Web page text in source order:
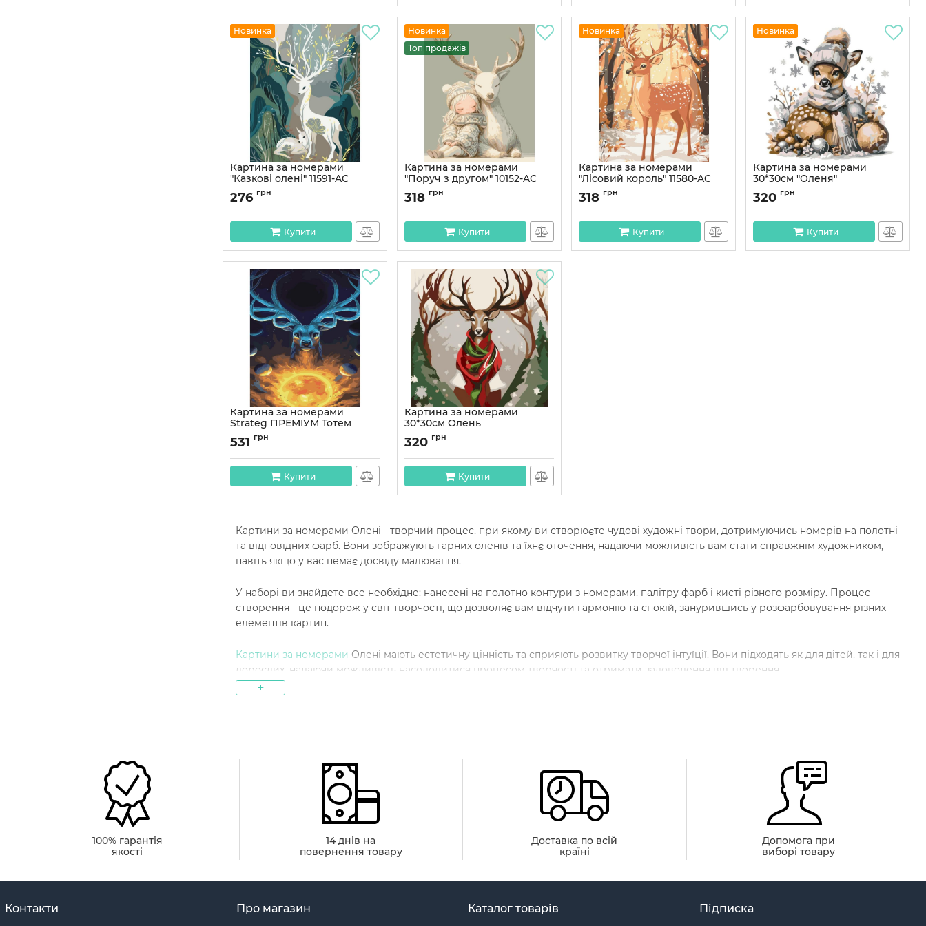
Новинка
Картина за номерами
"Казкові олені" 11591-AC
40x50 см
Артикул:
276 грн
Купити
Новинка
Топ продажів
Картина за номерами
"Поруч з другом" 10152-AC
40х50 см
Артикул:
318 грн
Купити
Новинка
Картина за номерами
"Лісовий король" 11580-AC
40х50 см
Артикул:
318 грн
Купити
Новинка
Картина за номерами
30*30см "Оленя"
Артикул:AS2161
320 грн
Купити
Картина за номерами
Strateg ПРЕМІУМ Тотем
Всесвіту з лаком розміром
40х50 см SY6442
Артикул:SY6442
531 грн
Купити
Картина за номерами
30*30см Олень
Артикул:AS2022
320 грн
Купити
Картини за номерами Олені - творчий процес, при якому ви створюєте чудові художні твори, дотримуючись номерів на полотні
та відповідних фарб. Вони зображують гарних оленів та їхнє оточення, надаючи можливість вам стати справжнім художником,
навіть якщо у вас немає досвіду малювання.
У наборі ви знайдете все необхідне: нанесені на полотно контури з номерами, палітру фарб і кисті різного розміру. Процес
створення - це подорож у світ творчості, що дозволяє вам відчути гармонію та спокій, занурившись у розфарбовування різних
елементів картин.
Картини за номерами Олені мають естетичну цінність та сприяють розвитку творчої інтуїції. Вони підходять як для дітей, так і для
дорослих, надаючи можливість насолодитися процесом творчості та отримати задоволення від творення.
Картини за номерами із зображенням оленів підходять для широкої аудиторії, що має різноманітні інтереси та цілі. Вони
особливо привабливі для:
Початківців у живопису. Картини за номерами надають простий та зрозумілий спосіб почати творити та відчути
радість від створення мистецтва.
Любителів природи. Зображення оленів в оточенні природи передають спокій та гармонію, залучаючи тих, хто цінує
красу світу навколо.
Тих, хто шукає релаксацію. Процес розфарбовування за номерами допомагає розслабитися, уникнути повсякденних
турбот і насолодитися моментом творчості.
+
100% гарантія
якості
14 днів на
повернення товару
Доставка по всій
країні
Допомога при
виборі товару
Контакти Про магазин Каталог товарів Підписка